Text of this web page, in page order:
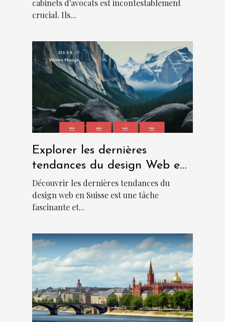
cabinets d'avocats est incontestablement
crucial. Ils...
Explorer les dernières
tendances du design Web en
Suisse
Découvrir les dernières tendances du
design web en Suisse est une tâche
fascinante et...